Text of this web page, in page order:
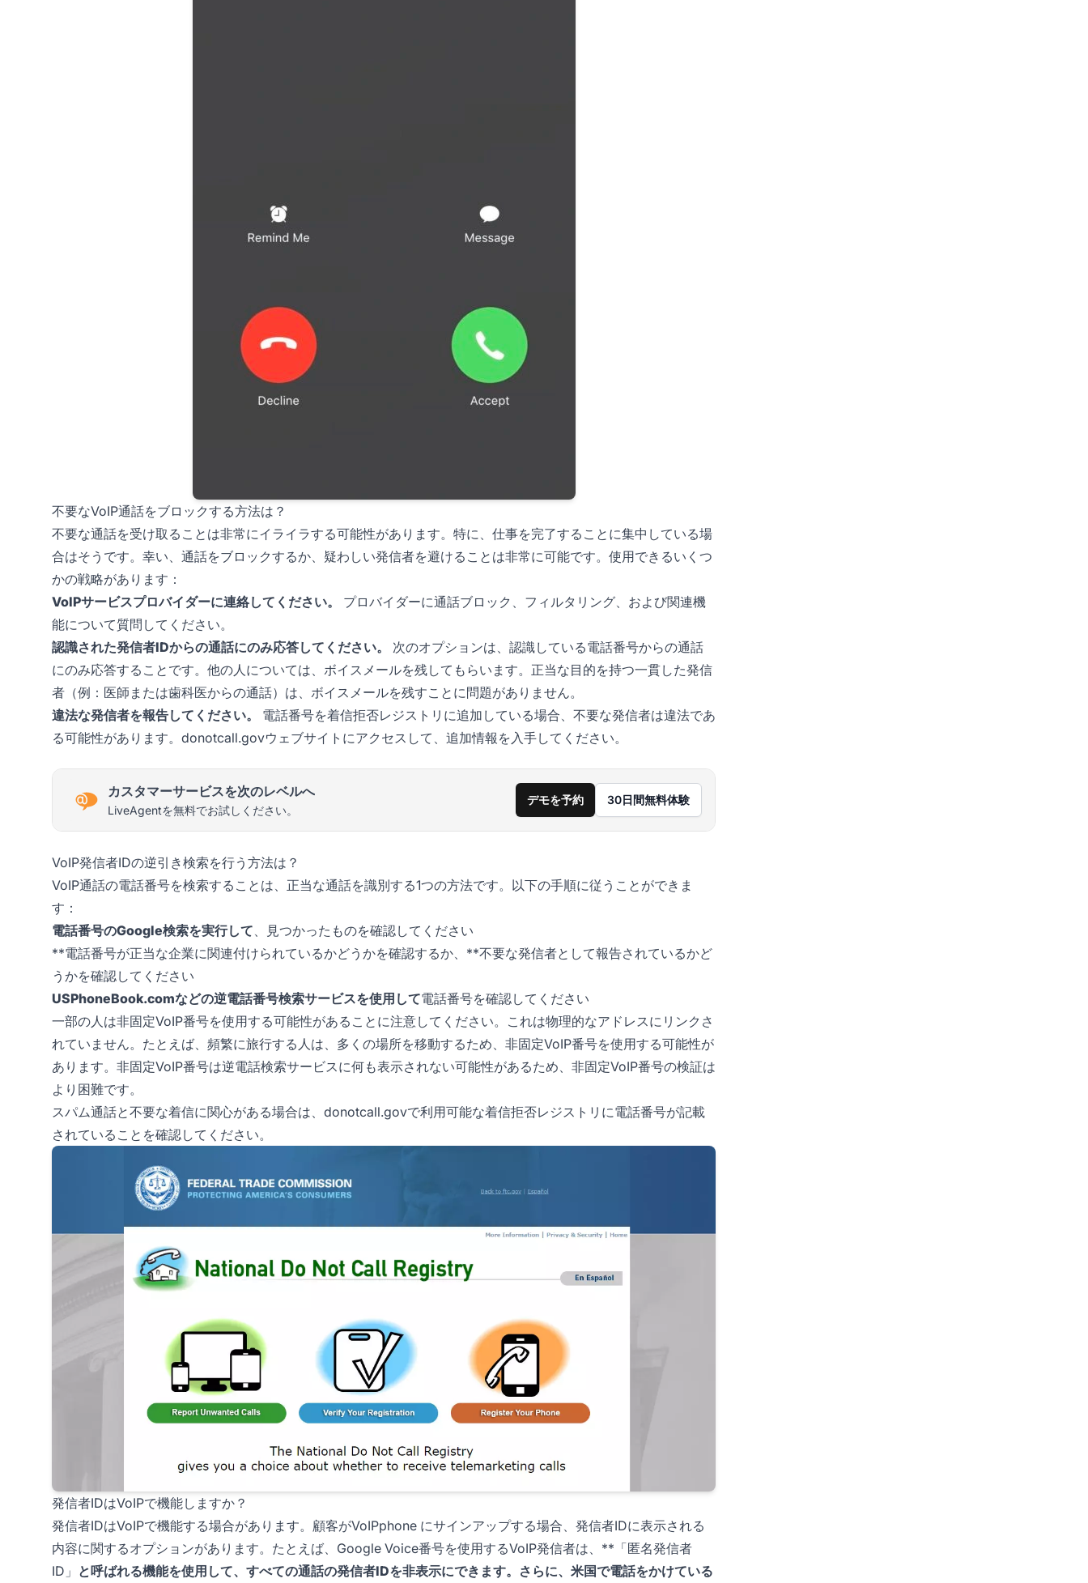
不要なVoIP通話をブロックする方法は？
不要な通話を受け取ることは非常にイライラする可能性があります。特に、仕事を完了することに集中している場
合はそうです。幸い、通話をブロックするか、疑わしい発信者を避けることは非常に可能です。使用できるいくつ
かの戦略があります：
VoIPサービスプロバイダーに連絡してください。
プロバイダーに通話ブロック、フィルタリング、および関連機
能について質問してください。
認識された発信者IDからの通話にのみ応答してください。
次のオプションは、認識している電話番号からの通話
にのみ応答することです。他の人については、ボイスメールを残してもらいます。正当な目的を持つ一貫した発信
者（例：医師または歯科医からの通話）は、ボイスメールを残すことに問題がありません。
違法な発信者を報告してください。
電話番号を着信拒否レジストリに追加している場合、不要な発信者は違法であ
る可能性があります。donotcall.govウェブサイトにアクセスして、追加情報を入手してください。
カスタマーサービスを次のレベルへ
LiveAgentを無料でお試しください。
デモを予約 30日間無料体験
VoIP発信者IDの逆引き検索を行う方法は？
VoIP通話の電話番号を検索することは、正当な通話を識別する1つの方法です。以下の手順に従うことができま
す：
電話番号のGoogle検索を実行して 、見つかったものを確認してください
**電話番号が正当な企業に関連付けられているかどうかを確認するか、**不要な発信者として報告されているかど
うかを確認してください
USPhoneBook.comなどの逆電話番号検索サービスを使用して電話番号を確認してください
一部の人は非固定VoIP番号を使用する可能性があることに注意してください。これは物理的なアドレスにリンクさ
れていません。たとえば、頻繁に旅行する人は、多くの場所を移動するため、非固定VoIP番号を使用する可能性が
あります。非固定VoIP番号は逆電話検索サービスに何も表示されない可能性があるため、非固定VoIP番号の検証は
より困難です。
スパム通話と不要な着信に関心がある場合は、donotcall.govで利用可能な着信拒否レジストリに電話番号が記載
されていることを確認してください。
発信者IDはVoIPで機能しますか？
発信者IDはVoIPで機能する場合があります。顧客がVoIPphone にサインアップする場合、発信者IDに表示される
内容に関するオプションがあります。たとえば、Google Voice番号を使用するVoIP発信者は、**「匿名発信者
ID」 と呼ばれる機能を使用して、すべての通話の発信者IDを非表示にできます。さらに、米国で電話をかけている